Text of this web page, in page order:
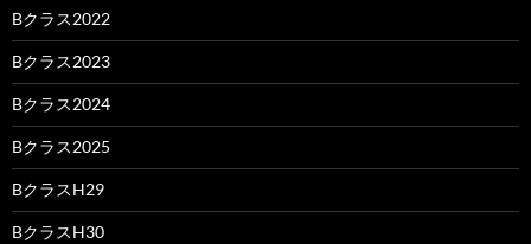
Bクラス2022
Bクラス2023
Bクラス2024
Bクラス2025
BクラスH29
BクラスH30